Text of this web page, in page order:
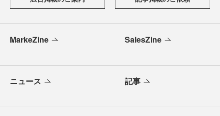
MarkeZine SalesZine
ニュース 記事